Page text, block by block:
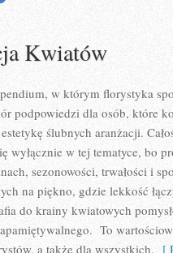
Kwiatów
w którym florystyka
podpowiedzi dla osób, które
ślubnych aranżacji.
wyłącznie w tej tematyce, bo
sezonowości, trwałości i
na piękno, gdzie lekkość
do krainy kwiatowych
To
a także dla wszystkich, [